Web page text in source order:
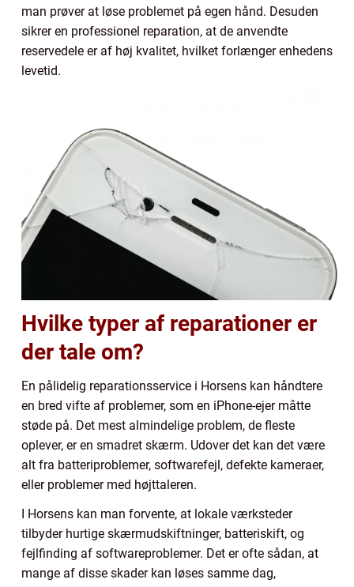
man prøver at løse problemet på egen hånd. Desuden
sikrer en professionel reparation, at de anvendte
reservedele er af høj kvalitet, hvilket forlænger enhedens
levetid.
Hvilke typer af reparationer er
der tale om?
En pålidelig reparationsservice i Horsens kan håndtere
en bred vifte af problemer, som en iPhone-ejer måtte
støde på. Det mest almindelige problem, de fleste
oplever, er en smadret skærm. Udover det kan det være
alt fra batteriproblemer, softwarefejl, defekte kameraer,
eller problemer med højttaleren.
I Horsens kan man forvente, at lokale værksteder
tilbyder hurtige skærmudskiftninger, batteriskift, og
fejlfinding af softwareproblemer. Det er ofte sådan, at
mange af disse skader kan løses samme dag,